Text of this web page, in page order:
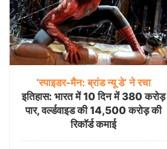
‘स्पाइडर-मैन: ब्रांड न्यू डे’ ने रचा
इतिहास: भारत में 10 दिन में 380 करोड़
पार, वर्ल्डवाइड की 14,500 करोड़ की
रिकॉर्ड कमाई